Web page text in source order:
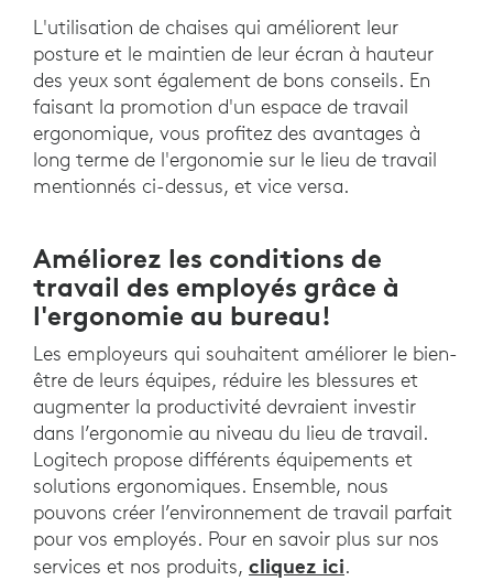
L'utilisation de chaises qui améliorent leur
posture et le maintien de leur écran à hauteur
des yeux sont également de bons conseils. En
faisant la promotion d'un espace de travail
ergonomique, vous profitez des avantages à
long terme de l'ergonomie sur le lieu de travail
mentionnés ci-dessus, et vice versa.
Améliorez les conditions de
travail des employés grâce à
l'ergonomie au bureau!
Les employeurs qui souhaitent améliorer le bien-
être de leurs équipes, réduire les blessures et
augmenter la productivité devraient investir
dans l’ergonomie au niveau du lieu de travail.
Logitech propose différents équipements et
solutions ergonomiques. Ensemble, nous
pouvons créer l’environnement de travail parfait
pour vos employés. Pour en savoir plus sur nos
services et nos produits, cliquez ici.